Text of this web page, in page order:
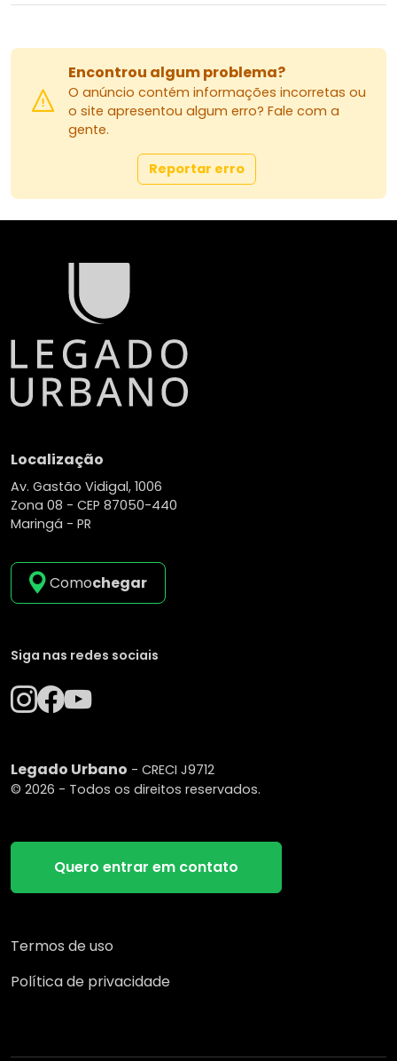
Encontrou algum problema?
O anúncio contém informações incorretas ou
o site apresentou algum erro? Fale com a
gente.
Reportar erro
Localização
Av. Gastão Vidigal, 1006
Zona 08 - CEP 87050-440
Maringá - PR
Comochegar
Siga nas redes sociais
Legado Urbano - CRECI J9712
© 2026 - Todos os direitos reservados.
Quero entrar em contato
Termos de uso
Política de privacidade